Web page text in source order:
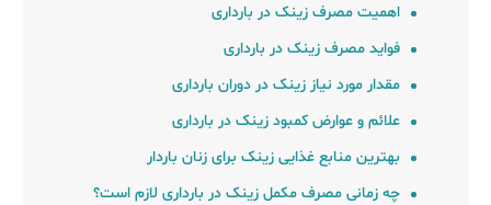
اﻫﻤﯿﺖ ﻣﺼﺮف زینک در ﺑﺎرداری
ﻓﻮاﯾﺪ ﻣﺼﺮف زینک در ﺑﺎرداری
ﻣﻘﺪار ﻣﻮرد ﻧﯿﺎز زینک در دوران ﺑﺎرداری
ﻋﻼﺋﻢ و ﻋﻮارض کمبود زینک در ﺑﺎرداری
بهترین ﻣﻨﺎﺑﻊ ﻏﺬایی زینک ﺑﺮای زﻧﺎن ﺑﺎردار
چه زمانی ﻣﺼﺮف مکمل زینک در ﺑﺎرداری ﻻزم اﺳﺖ؟